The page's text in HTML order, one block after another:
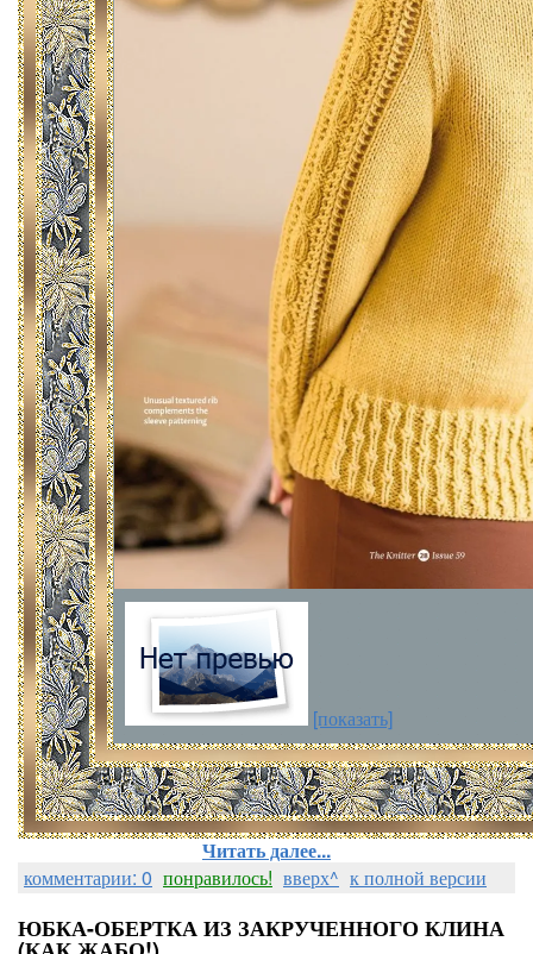
[показать]
Читать далее...
комментарии: 0 понравилось! вверх^ к полной версии
ЮБКА-ОБЕРТКА ИЗ ЗАКРУЧЕННОГО КЛИНА